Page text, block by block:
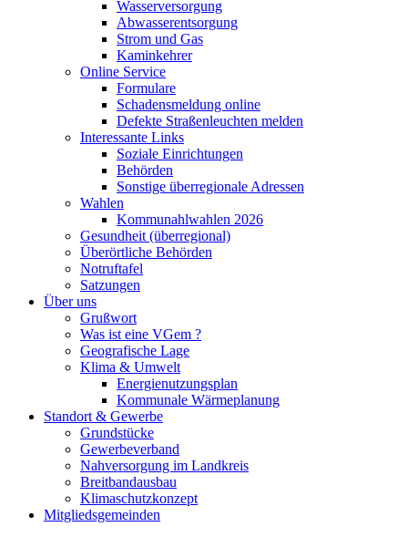
Wasserversorgung
Abwasserentsorgung
Strom und Gas
Kaminkehrer
Online Service
Formulare
Schadensmeldung online
Defekte Straßenleuchten melden
Interessante Links
Soziale Einrichtungen
Behörden
Sonstige überregionale Adressen
Wahlen
Kommunahlwahlen 2026
Gesundheit (überregional)
Überörtliche Behörden
Notruftafel
Satzungen
Über uns
Grußwort
Was ist eine VGem ?
Geografische Lage
Klima & Umwelt
Energienutzungsplan
Kommunale Wärmeplanung
Standort & Gewerbe
Grundstücke
Gewerbeverband
Nahversorgung im Landkreis
Breitbandausbau
Klimaschutzkonzept
Mitgliedsgemeinden